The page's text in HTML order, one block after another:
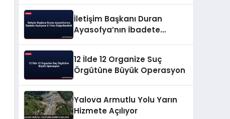
İletişim Başkanı Duran
Ayasofya’nın İbadete
12 İlde 12 Organize Suç
Örgütüne Büyük Operasyon
Yalova Armutlu Yolu Yarın
Hizmete Açılıyor